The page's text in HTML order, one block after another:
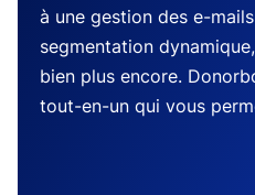
à une gestion des e-
segmentation
bien plus encore.
tout-en-un qui vous